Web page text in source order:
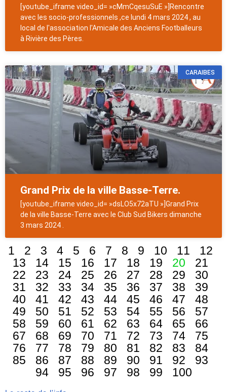
[youtube_iframe video_id= »cMmCqesuSuE »]Rencontre
avec les socio-professionnels ,ce lundi 4 mars 2024 , au
local de l'association l'Amicale des Anciens Footballeurs
à Rivière des Pères.
CARAIBES
Grand Prix de la ville Basse-Terre.
[youtube_iframe video_id= »dsLO5x72aTU »]Grand Prix
de la ville Basse-Terre avec le Club Sud Bikers dimanche
3 mars 2024 .
1 2 3 4 5 6 7 8 9 10 11
12
13
14 15 16 17 18 19 20
21
22
23 24 25 26 27 28 29
30
31
32 33 34 35 36 37 38
39
40
41 42 43 44 45 46 47
48
49
50 51 52 53 54 55 56
57
58
59 60 61 62 63 64 65
66
67
68 69 70 71 72 73 74
75
76
77 78 79 80 81 82 83
84
85
86 87 88 89 90 91 92
93
94
95 96 97 98 99 100